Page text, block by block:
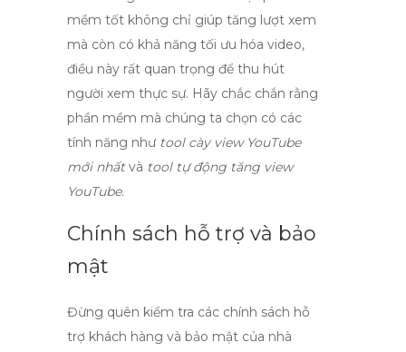
mềm tốt không chỉ giúp tăng lượt xem
mà còn có khả năng tối ưu hóa video,
điều này rất quan trọng để thu hút
người xem thực sự. Hãy chắc chắn rằng
phần mềm mà chúng ta chọn có các
tính năng như tool cày view YouTube
mới nhấtvà tool tự động tăng view
YouTube.
Chính sách hỗ trợ và bảo
mật
Đừng quên kiểm tra các chính sách hỗ
trợ khách hàng và bảo mật của nhà